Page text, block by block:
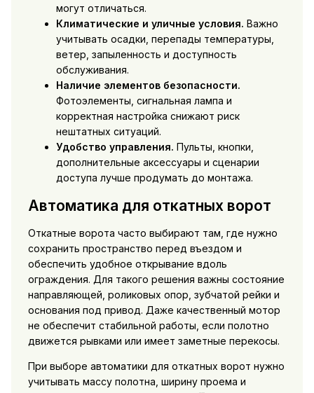
могут отличаться.
Климатические и уличные условия. Важно
учитывать осадки, перепады температуры,
ветер, запыленность и доступность
обслуживания.
Наличие элементов безопасности.
Фотоэлементы, сигнальная лампа и
корректная настройка снижают риск
нештатных ситуаций.
Удобство управления. Пульты, кнопки,
дополнительные аксессуары и сценарии
доступа лучше продумать до монтажа.
Автоматика для откатных ворот
Откатные ворота часто выбирают там, где нужно
сохранить пространство перед въездом и
обеспечить удобное открывание вдоль
ограждения. Для такого решения важны состояние
направляющей, роликовых опор, зубчатой рейки и
основания под привод. Даже качественный мотор
не обеспечит стабильной работы, если полотно
движется рывками или имеет заметные перекосы.
При выборе автоматики для откатных ворот нужно
учитывать массу полотна, ширину проема и